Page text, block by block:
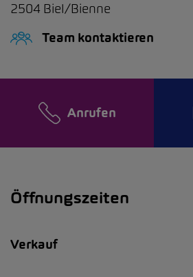
2504 Biel/Bienne
Team kontaktieren
Anrufen
Öffnungszeiten
Verkauf